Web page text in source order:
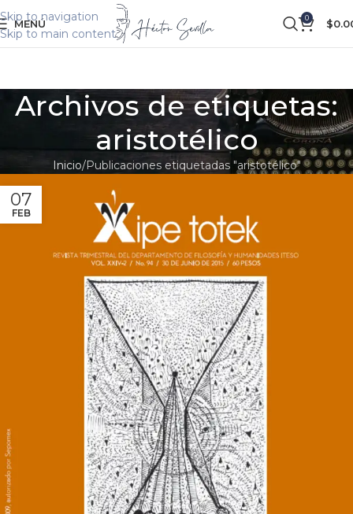
Skip to navigation
Skip to main content
MENÚ 0 $
Archivos de etiquetas:
aristotélico
Inicio Publicaciones etiquetadas "aristotélico"
07
FEB